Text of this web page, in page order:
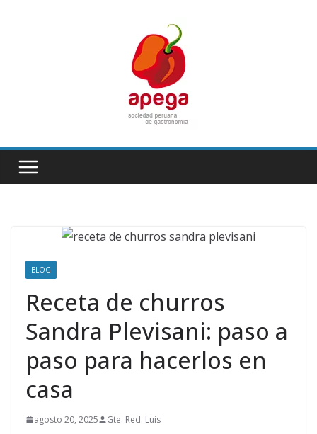
BLOG
Receta de churros
Sandra Plevisani: paso a
paso para hacerlos en
casa
agosto 20, 2025 Gte. Red. Luis